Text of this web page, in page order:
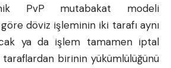
PvP mutabakat modeli
döviz işleminin iki tarafı aynı
ya da işlem tamamen iptal
birinin yükümlülüğünü